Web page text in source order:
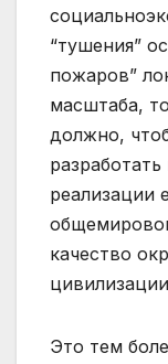
“тушения”
пожаров”
масштаба,
должно,
реализации
качество
Это тем